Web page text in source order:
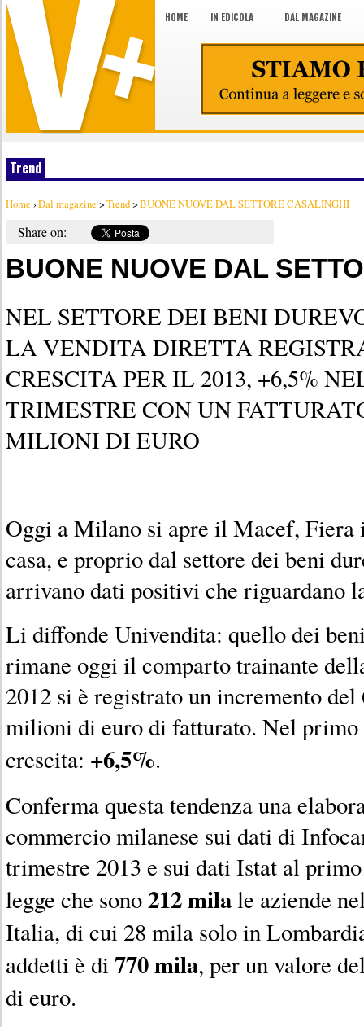
HOME IN EDICOLA DAL MAGAZINE
Trend
Home ›Dal magazine >Trend>BUONE NUOVE DAL SETTORE CASALINGHI
Share on:
BUONE NUOVE DAL
NEL SETTORE DEI BENI
LA VENDITA DIRETTA
CRESCITA PER IL 2013, +6,5%
TRIMESTRE CON UN
MILIONI DI EURO
Oggi a Milano si apre il Macef, Fiera
casa, e proprio dal settore dei beni
arrivano dati positivi che riguardano
Li diffonde Univendita: quello dei
rimane oggi il comparto trainante
2012 si è registrato un incremento
milioni di euro di fatturato. Nel primo
crescita: +6,5%.
Conferma questa tendenza una
commercio milanese sui dati di
trimestre 2013 e sui dati Istat al
legge che sono212 milale aziende
Italia, di cui 28 mila solo in
addetti è di770 mila, per un valore
di euro.